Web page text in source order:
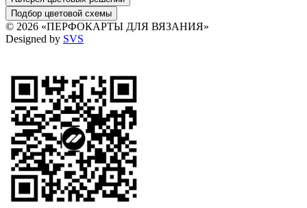
© 2026 «ПЕРФОКАРТЫ ДЛЯ ВЯЗАНИЯ»
Designed by SVS